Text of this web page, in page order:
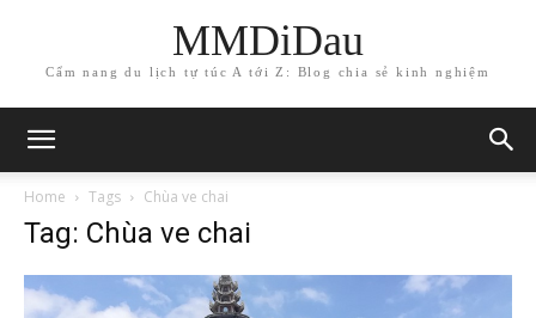
MMDiDau
Cẩm nang du lịch tự túc A tới Z: Blog chia sẻ kinh nghiệm
Home Tags Chùa ve chai
Tag: Chùa ve chai